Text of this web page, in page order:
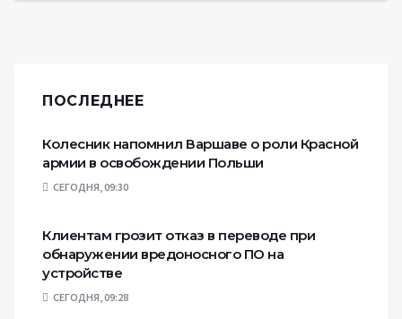
ПОСЛЕДНЕЕ
Колесник напомнил Варшаве о роли Красной
армии в освобождении Польши
СЕГОДНЯ, 09:30
Клиентам грозит отказ в переводе при
обнаружении вредоносного ПО на
устройстве
СЕГОДНЯ, 09:28